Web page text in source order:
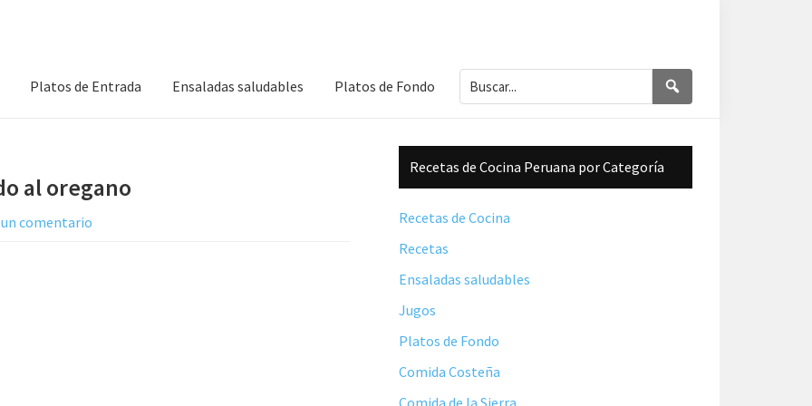
Platos de Entrada Ensaladas saludables Platos de Fondo Buscar...
al oregano
comentario
Barra
lateral
principal
Recetas de Cocina Peruana por Categoría
Recetas de Cocina
Recetas
Ensaladas saludables
Jugos
Platos de Fondo
Comida Costeña
Comida de la Sierra